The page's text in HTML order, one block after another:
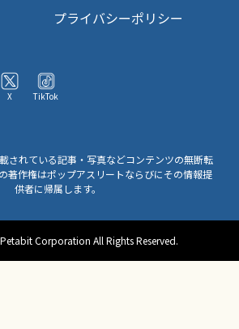
プライバシーポリシー
X TikTok
されている記事・写真などコンテンツの無断転
著作権はポップアスリートならびにその情報提
供者に帰属します。
Corporation All Rights Reserved.